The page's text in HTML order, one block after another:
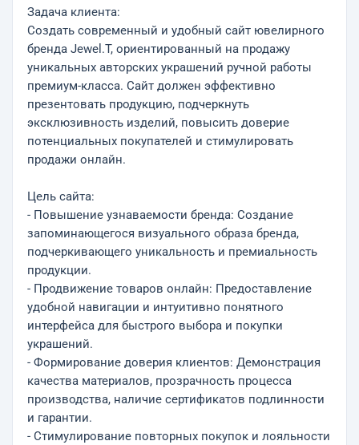
Задача клиента:
Создать современный и удобный сайт ювелирного
бренда Jewel.T, ориентированный на продажу
уникальных авторских украшений ручной работы
премиум-класса. Сайт должен эффективно
презентовать продукцию, подчеркнуть
эксклюзивность изделий, повысить доверие
потенциальных покупателей и стимулировать
продажи онлайн.
Цель сайта:
- Повышение узнаваемости бренда: Создание
запоминающегося визуального образа бренда,
подчеркивающего уникальность и премиальность
продукции.
- Продвижение товаров онлайн: Предоставление
удобной навигации и интуитивно понятного
интерфейса для быстрого выбора и покупки
украшений.
- Формирование доверия клиентов: Демонстрация
качества материалов, прозрачность процесса
производства, наличие сертификатов подлинности
и гарантии.
- Стимулирование повторных покупок и лояльности